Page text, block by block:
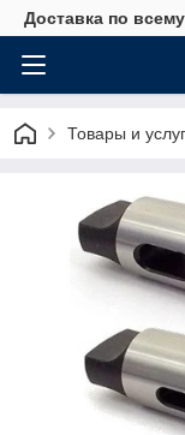
Доставка по
Товары и